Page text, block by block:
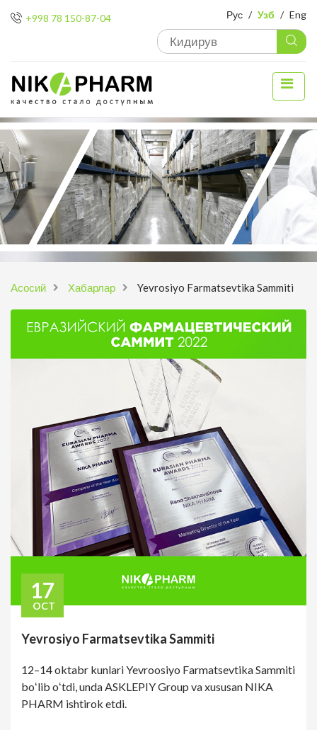
+998 78 150-87-04 Рус / Узб / Eng
Aсосий Хабарлар Yevrosiyo Farmatsevtika Sammiti
17
OCT
Yevrosiyo Farmatsevtika Sammiti
12–14 oktabr kunlari Yevroosiyo Farmatsevtika Sammiti
boʻlib oʻtdi, unda ASKLEPIY Group va xususan NIKA
PHARM ishtirok etdi.